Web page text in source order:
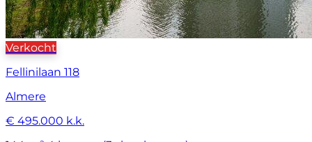
Verkocht
Fellinilaan 118
Almere
€ 495.000 k.k.